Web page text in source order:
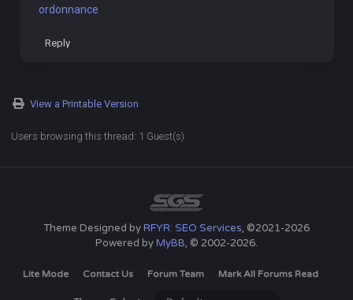
ordonnance
Reply
View a Printable Version
Users browsing this thread: 1 Guest(s)
Theme Designed byRFYR: SEO Services, ©2021-2026
Powered byMyBB, © 2002-2026.
Lite Mode Contact Us Forum Team Mark All Forums Read